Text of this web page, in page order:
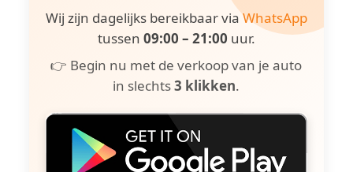
Wij zijn dagelijks bereikbaar viaWhatsApp
tussen 09:00 – 21:00 uur.
👉 Begin nu met de verkoop van je auto
in slechts3 klikken.